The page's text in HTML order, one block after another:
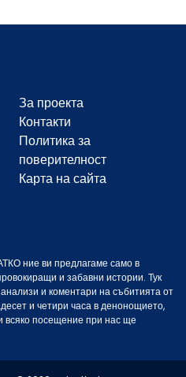
За проекта
Контакти
Политика за
поверителност
Карта на сайта
ние ви предлагаме само в
и забавни истории. Тук
и коментари на събитията от
и четири часа в денонощието,
всяко посещение при нас ще